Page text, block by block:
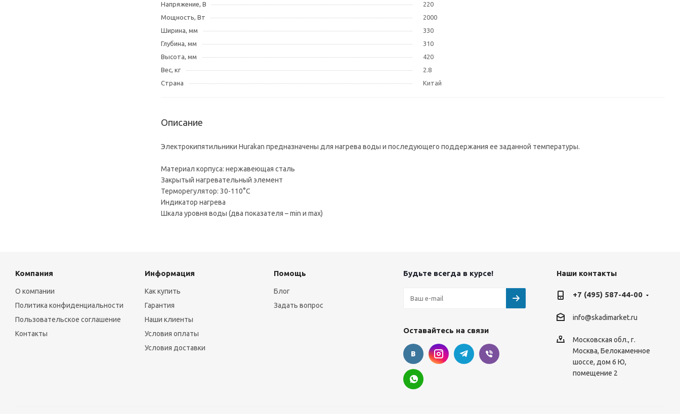
Напряжение, В
220
Мощность, Вт
2000
Ширина, мм
330
Глубина, мм
310
Высота, мм
420
Вес, кг
2.8
Страна
Китай
Описание
Электрокипятильники Hurakan предназначены для нагрева воды и последующего поддержания ее заданной температуры.
Материал корпуса: нержавеющая сталь
Закрытый нагревательный элемент
Терморегулятор: 30-110°С
Индикатор нагрева
Шкала уровня воды (два показателя – min и max)
Компания
О компании
Политика конфиденциальности
Пользовательское соглашение
Контакты
Информация
Как купить
Гарантия
Наши клиенты
Условия оплаты
Условия доставки
Помощь
Блог
Задать вопрос
Будьте всегда в курсе!
Оставайтесь на связи
Наши контакты
+7 (495) 587-44-00
info@skadimarket.ru
Московская обл., г.
Москва, Белокаменное
шоссе, дом 6 Ю,
помещение 2